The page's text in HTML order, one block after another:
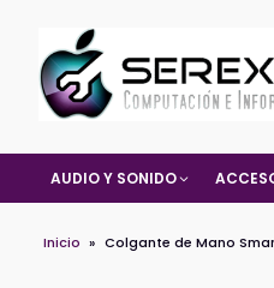
AUDIO Y SONIDO
Inicio » Colgante de Mano